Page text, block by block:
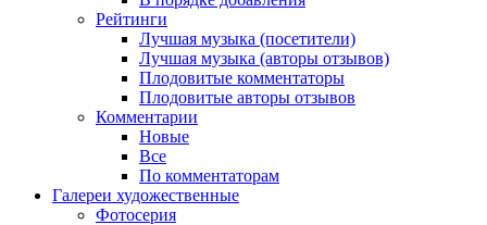
Рейтинги
Лучшая музыка (посетители)
Лучшая музыка (авторы отзывов)
Плодовитые комментаторы
Плодовитые авторы отзывов
Комментарии
Новые
Все
По комментаторам
Галереи художественные
Фотосерия